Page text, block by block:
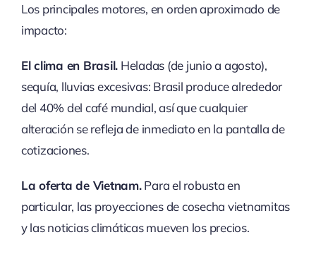
Los principales motores, en orden aproximado de
impacto:
El clima en Brasil. Heladas (de junio a agosto),
sequía, lluvias excesivas: Brasil produce alrededor
del 40% del café mundial, así que cualquier
alteración se refleja de inmediato en la pantalla de
cotizaciones.
La oferta de Vietnam.Para el robusta en
particular, las proyecciones de cosecha vietnamitas
y las noticias climáticas mueven los precios.